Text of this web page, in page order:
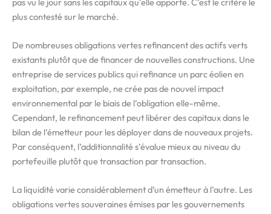
plus contesté sur le marché.
De nombreuses obligations vertes refinancent des actifs verts
existants plutôt que de financer de nouvelles constructions. Une
entreprise de services publics qui refinance un parc éolien en
exploitation, par exemple, ne crée pas de nouvel impact
environnemental par le biais de l’obligation elle-même.
Cependant, le refinancement peut libérer des capitaux dans le
bilan de l’émetteur pour les déployer dans de nouveaux projets.
Par conséquent, l’additionnalité s’évalue mieux au niveau du
portefeuille plutôt que transaction par transaction.
La liquidité varie considérablement d’un émetteur à l’autre. Les
obligations vertes souveraines émises par les gouvernements